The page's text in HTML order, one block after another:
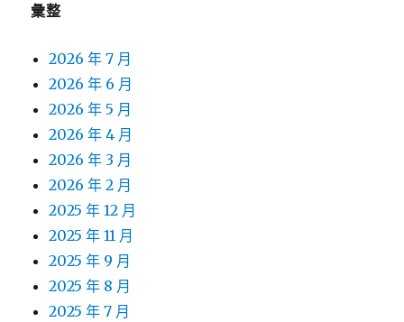
彙整
2026 年 7 月
2026 年 6 月
2026 年 5 月
2026 年 4 月
2026 年 3 月
2026 年 2 月
2025 年 12 月
2025 年 11 月
2025 年 9 月
2025 年 8 月
2025 年 7 月